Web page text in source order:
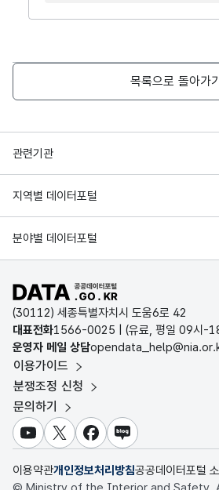
목록으로 돌아가기
관련기관
행정안전부
한국지능정보사회진흥원
국가정보자원관리원
지역별 데이터포털
서울 열린데이터광장
경기데이터드림
D-데이터허브
인천데이터포털
울산광역시 데이터포털
전남광주통합특별시 빅데이터 플랫폼
대전광역시 데이터포털
세종특별자치시 데이터포털
충청북도 데이터허브
분야별 데이터포털
기상자료개방포털
국토교통부 공간정보오픈플랫폼
환경부 환경데이터포털
문화데이터광장
농림축산식품 공공데이터포털
보건의료빅데이터개방시스템
식품의약품안전처 데이터포털
교육통계서비스
공공데이터포털 바로가기
(30112) 세종특별자치시 도움6로 42
대표전화1566-0025 | (유료, 평일 09시-
운영자 메일 상담
이용가이드
분쟁조정 신청
문의하기
유튜브X 페이스북
블로그
이용약관개인정보처리방침공공데이터포털